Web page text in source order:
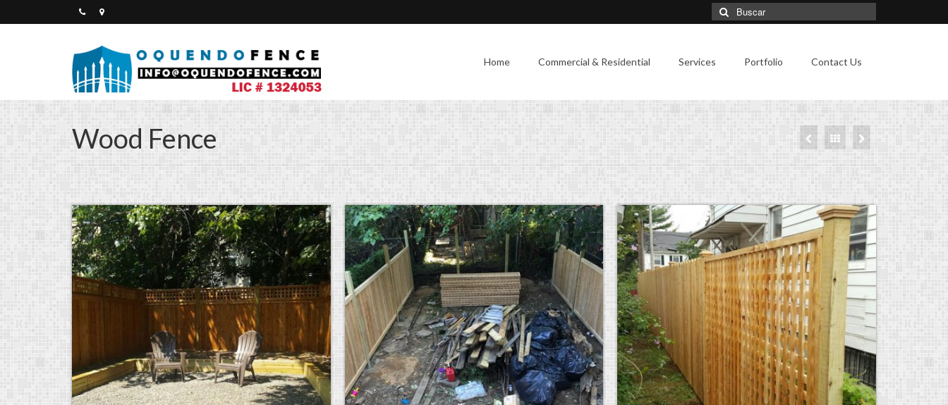
Búsqueda
para:
Home Commercial & Residential Services Portfolio Contact Us
Wood Fence